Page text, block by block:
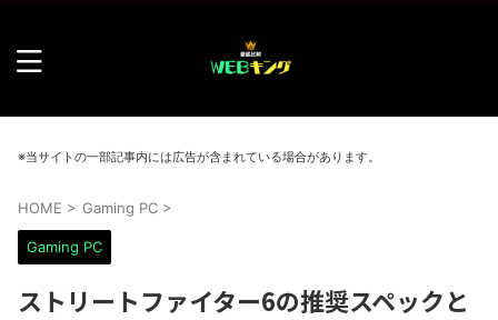
※当サイトの一部記事内には広告が含まれている場合があります。
HOME > Gaming PC >
Gaming PC
ストリートファイター6の推奨スペックと